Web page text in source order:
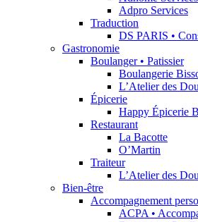
Adpro Services
Traduction
DS PARIS •
Gastronomie
Boulanger • Patissier
Boulangerie
L’Atelier des
Épicerie
Happy Épicerie
Restaurant
La Bacotte
O’Martin
Traiteur
L’Atelier des
Bien-être
Accompagnement
ACPA •